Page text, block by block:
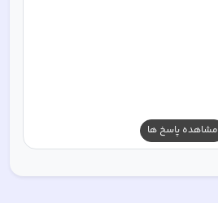
مشاهده پاسخ ها